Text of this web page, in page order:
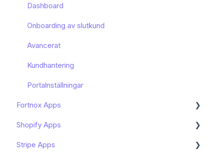
Funktioner och användning
Bokföring och moms
Mitt konto
Arbeta med artiklar
Avstämning
Ordlista
Manipulators
Manipulator conditions
Dashboard
Onboarding av slutkund
Avancerat
Kundhantering
Portalnställningar
Fortnox Apps
Kom igång - Fortnox Marketplace
Bokföring av Shopify - Fortnox Marketplace
Shopify Apps
Kom igång - Shopify Apps
Stripe Apps